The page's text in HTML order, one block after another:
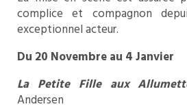
complice et compagnon
exceptionnel acteur.
Du 20 Novembre au 4 Janvier
La Petite Fille aux
Andersen